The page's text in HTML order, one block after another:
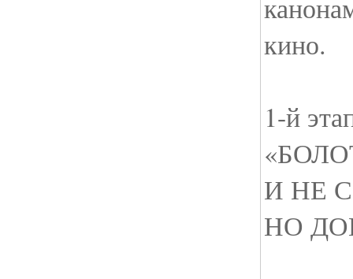
кино.
1-й
И НЕ
НО